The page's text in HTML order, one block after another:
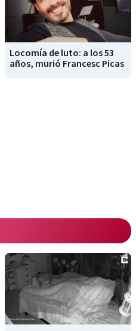
Locomía de luto: a los 53
años, murió Francesc Picas